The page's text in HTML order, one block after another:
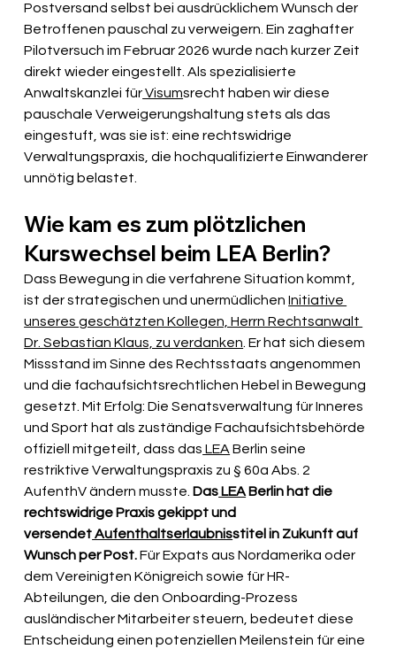
Postversand selbst bei ausdrücklichem Wunsch der
Betroffenen pauschal zu verweigern. Ein zaghafter
Pilotversuch im Februar 2026 wurde nach kurzer Zeit
direkt wieder eingestellt. Als spezialisierte
Anwaltskanzlei für Visumsrecht haben wir diese
pauschale Verweigerungshaltung stets als das
eingestuft, was sie ist: eine rechtswidrige
Verwaltungspraxis, die hochqualifizierte Einwanderer
unnötig belastet.
Wie kam es zum plötzlichen
Kurswechsel beim LEA Berlin?
Dass Bewegung in die verfahrene Situation kommt,
ist der strategischen und unermüdlichen Initiative
unseres geschätzten Kollegen, Herrn Rechtsanwalt
Dr. Sebastian Klaus, zu verdanken . Er hat sich diesem
Missstand im Sinne des Rechtsstaats angenommen
und die fachaufsichtsrechtlichen Hebel in Bewegung
gesetzt. Mit Erfolg: Die Senatsverwaltung für Inneres
und Sport hat als zuständige Fachaufsichtsbehörde
offiziell mitgeteilt, dass das LEA Berlin seine
restriktive Verwaltungspraxis zu § 60a Abs. 2
AufenthV ändern musste. Das LEA Berlin hat die
rechtswidrige Praxis gekippt und
versendet Aufenthaltserlaubnisstitel in Zukunft auf
Wunsch per Post. Für Expats aus Nordamerika oder
dem Vereinigten Königreich sowie für HR-
Abteilungen, die den Onboarding-Prozess
ausländischer Mitarbeiter steuern, bedeutet diese
Entscheidung einen potenziellen Meilenstein für eine